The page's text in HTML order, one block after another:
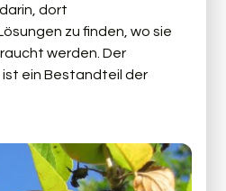
dort
zu finden, wo sie
werden. Der
ein Bestandteil der